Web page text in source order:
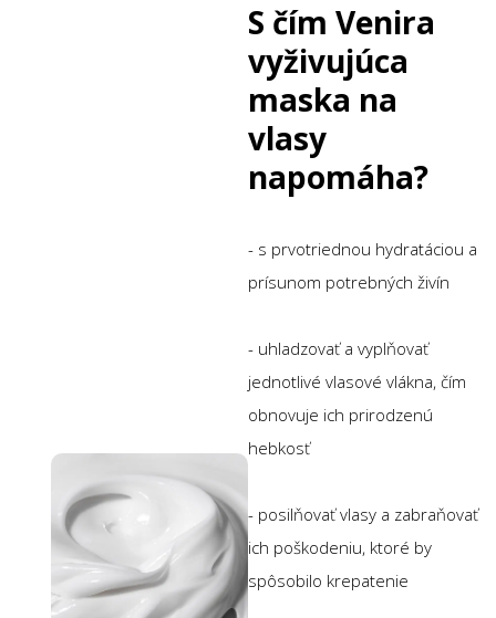
S čím Venira
vyživujúca
maska na
vlasy
napomáha?
- s prvotriednou hydratáciou a
prísunom potrebných živín
- uhladzovať a vyplňovať
jednotlivé vlasové vlákna, čím
obnovuje ich prirodzenú
hebkosť
- posilňovať vlasy a zabraňovať
ich poškodeniu, ktoré by
spôsobilo krepatenie